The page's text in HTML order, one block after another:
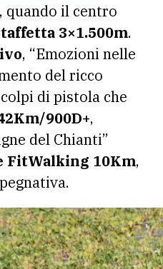
quando il centro
3×1.500m.
, “Emozioni nelle
del ricco
di pistola che
900D+,
del Chianti”
FitWalking 10Km,